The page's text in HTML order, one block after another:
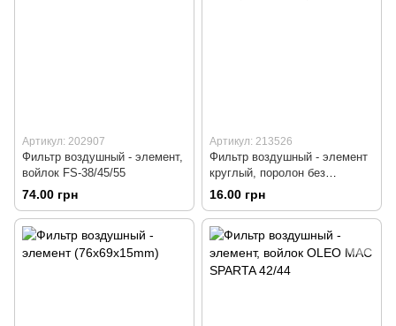
Артикул: 202907
Фильтр воздушный - элемент,
войлок FS-38/45/55
74.00 грн
Артикул: 213526
Фильтр воздушный - элемент
круглый, поролон без
пропитки, чёрный
16.00 грн